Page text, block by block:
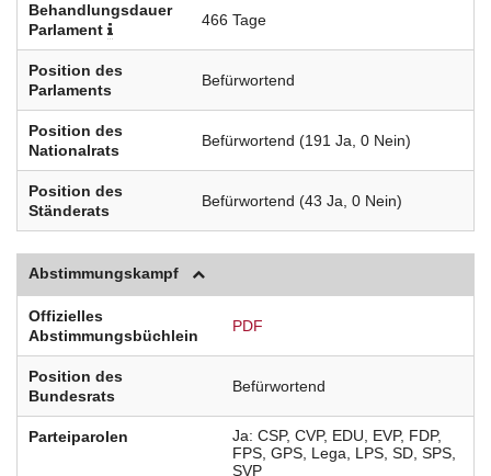
Behandlungsdauer
Parlament
466 Tage
Position des
Parlaments
Befürwortend
Position des
Nationalrats
Befürwortend (191 Ja, 0 Nein)
Position des
Ständerats
Befürwortend (43 Ja, 0 Nein)
Abstimmungskampf
Offizielles
Abstimmungsbüchlein
PDF
Position des
Bundesrats
Befürwortend
Parteiparolen Ja CSP CVP EDU EVP FDP
FPS GPS Lega LPS SD SPS
SVP